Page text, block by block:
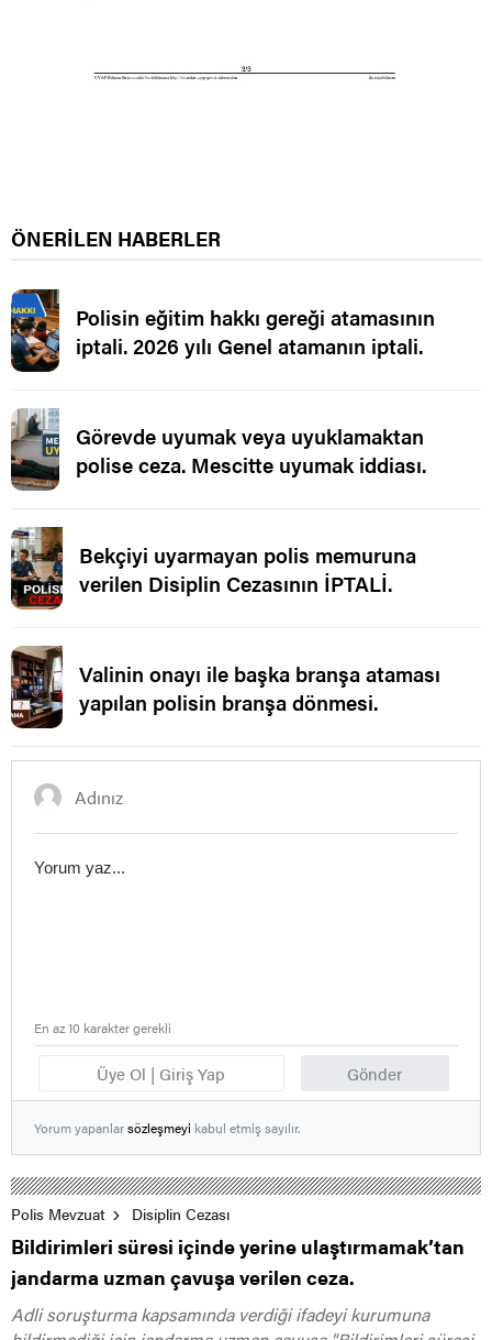
ÖNERİLEN HABERLER
Polisin eğitim hakkı gereği atamasının
iptali. 2026 yılı Genel atamanın iptali.
Görevde uyumak veya uyuklamaktan
polise ceza. Mescitte uyumak iddiası.
Bekçiyi uyarmayan polis memuruna
verilen Disiplin Cezasının İPTALİ.
Valinin onayı ile başka branşa ataması
yapılan polisin branşa dönmesi.
Üye Ol | Giriş Yap Gönder
En az 10 karakter gerekli
Yorum yapanlarsözleşmeyi kabul etmiş sayılır.
Polis Mevzuat Disiplin Cezası
Bildirimleri süresi içinde yerine ulaştırmamak’tan
jandarma uzman çavuşa verilen ceza.
Adli soruşturma kapsamında verdiği ifadeyi kurumuna